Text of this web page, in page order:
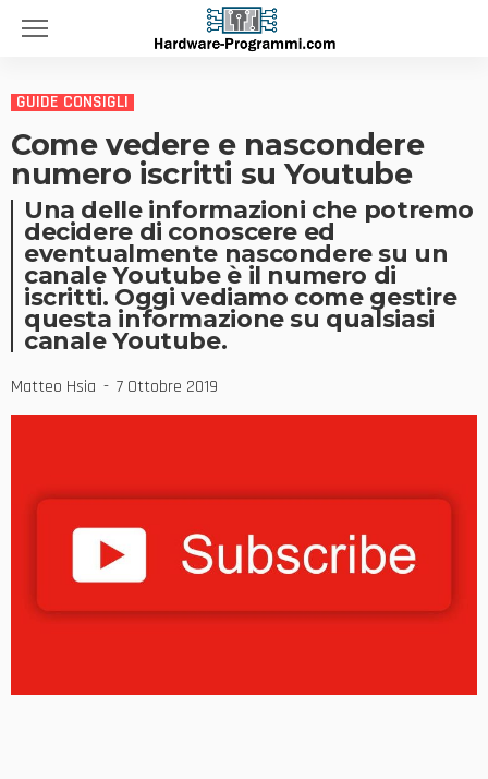
GUIDE CONSIGLI
Come vedere e nascondere
numero iscritti su Youtube
Una delle informazioni che potremo
decidere di conoscere ed
eventualmente nascondere su un
canale Youtube è il numero di
iscritti. Oggi vediamo come gestire
questa informazione su qualsiasi
canale Youtube.
Matteo Hsia 7 Ottobre 2019